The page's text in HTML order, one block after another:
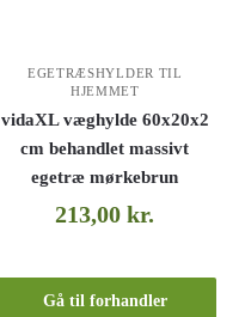
EGETRÆSHYLDER TIL
HJEMMET
vidaXL væghylde 60x20x2
cm behandlet massivt
egetræ mørkebrun
213,00kr.
Gå til forhandler